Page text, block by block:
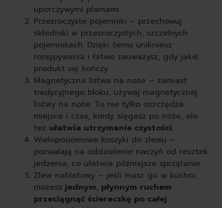
uporczywymi plamami.
Przezroczyste pojemniki – przechowuj
składniki w przezroczystych, szczelnych
pojemnikach. Dzięki temu unikniesz
rozsypywania i łatwo zauważysz, gdy jakiś
produkt się kończy.
Magnetyczna listwa na noże – zamiast
tradycyjnego bloku, używaj magnetycznej
listwy na noże. To nie tylko oszczędza
miejsce i czas, kiedy sięgasz po noże, ale
też ułatwia utrzymanie czystości.
Wielopoziomowe koszyki do zlewu –
pozwalają na oddzielenie naczyń od resztek
jedzenia, co ułatwia późniejsze sprzątanie.
Zlew nablatowy – jeśli masz go w kuchni,
możesz jednym, płynnym ruchem
przeciągnąć ściereczkę po całej